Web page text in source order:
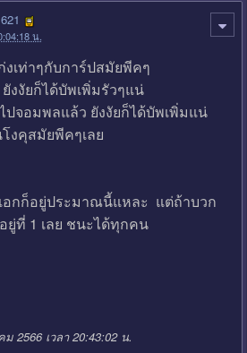
น.
งเท่าๆกับการ์ปสมัยพีคๆ
งงัยก็ได้บัพเพิ่มรัวๆแน่
จอมพลแล้ว ยังงัยก็ได้บัพเพิ่มแน่
งคุสมัยพีคๆเลย
อกก็อยู่ประมาณนี้แหละ แต่ถ้าบวก
ยู่ที่ 1 เลย ชนะได้ทุกคน
2566 เวลา 20:43:02 น.